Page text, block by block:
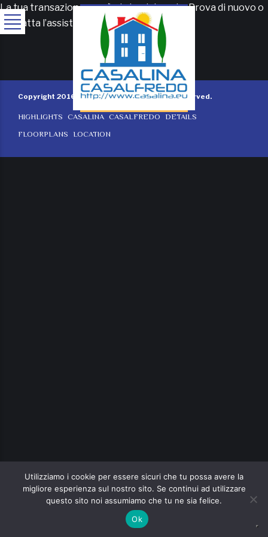
La tua transazione non è stata elaborata. Prova di nuovo o
contatta l’assistenza del sito.
Copyright 2016 by BOLDTHEMES. All rights reserved.
HIGHLIGHTS CASALINA CASALFREDO DETAILS
FLOORPLANS LOCATION
Utilizziamo i cookie per essere sicuri che tu possa avere la
migliore esperienza sul nostro sito. Se continui ad utilizzare
questo sito noi assumiamo che tu ne sia felice.
Ok